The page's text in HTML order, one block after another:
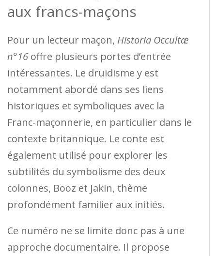
aux francs-maçons
Pour un lecteur maçon, Historia Occultæ
n°16 offre plusieurs portes d’entrée
intéressantes. Le druidisme y est
notamment abordé dans ses liens
historiques et symboliques avec la
Franc-maçonnerie, en particulier dans le
contexte britannique. Le conte est
également utilisé pour explorer les
subtilités du symbolisme des deux
colonnes, Booz et Jakin, thème
profondément familier aux initiés.
Ce numéro ne se limite donc pas à une
approche documentaire. Il propose